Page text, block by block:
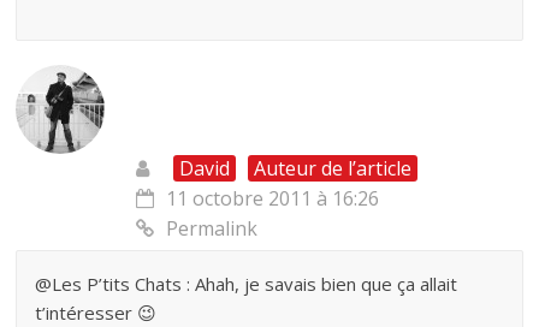
David
Auteur de l’article
11 octobre 2011 à 16:26
Permalink
@Les P’tits Chats : Ahah, je savais bien que ça allait
t’intéresser 😉